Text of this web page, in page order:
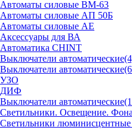
Автоматы силовые ВМ-63
Автоматы силовые АП 50Б
Автоматы силовые АЕ
Аксессуары для ВА
Автоматика CHINT
Выключатели
Выключатели
УЗО
ДИФ
Выключатели
Светильники. Освещение.
Светильники